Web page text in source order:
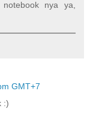
nya ya,
GMT+7
:)